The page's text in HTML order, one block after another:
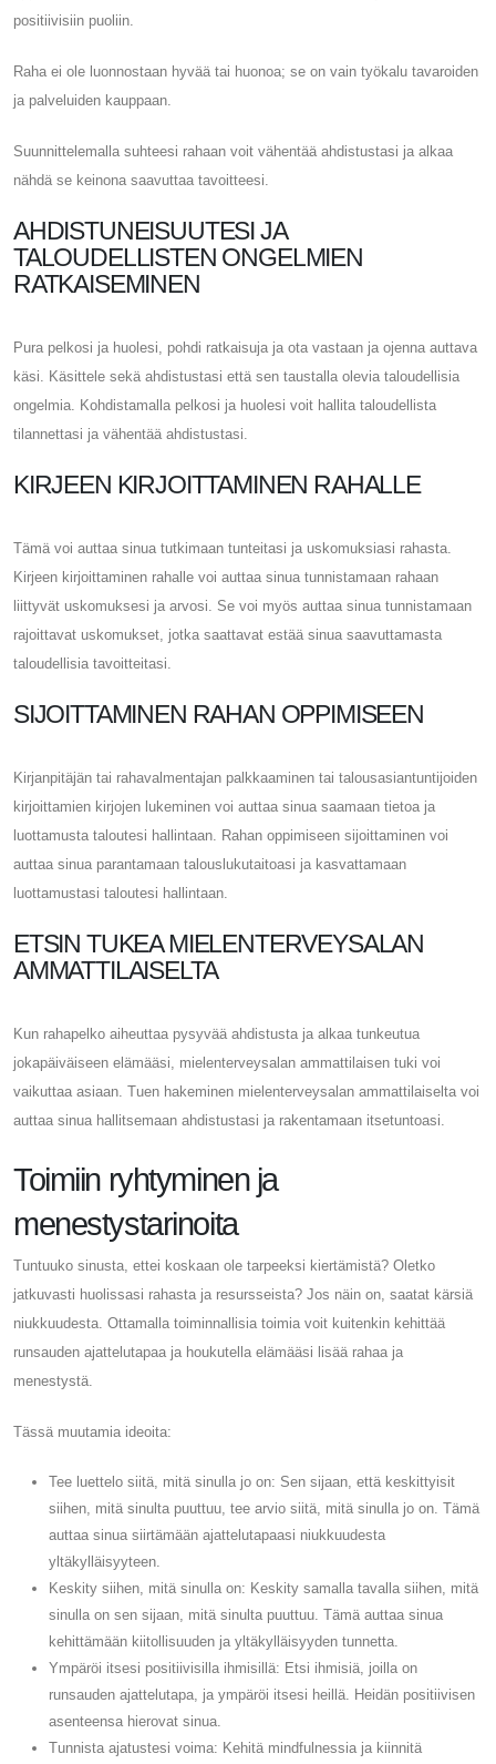
positiivisiin puoliin.
Raha ei ole luonnostaan ​​hyvää tai huonoa; se on vain työkalu tavaroiden
ja palveluiden kauppaan.
Suunnittelemalla suhteesi rahaan voit vähentää ahdistustasi ja alkaa
nähdä se keinona saavuttaa tavoitteesi.
AHDISTUNEISUUTESI JA
TALOUDELLISTEN ONGELMIEN
RATKAISEMINEN
Pura pelkosi ja huolesi, pohdi ratkaisuja ja ota vastaan ​​ja ojenna auttava
käsi. Käsittele sekä ahdistustasi että sen taustalla olevia taloudellisia
ongelmia. Kohdistamalla pelkosi ja huolesi voit hallita taloudellista
tilannettasi ja vähentää ahdistustasi.
KIRJEEN KIRJOITTAMINEN RAHALLE
Tämä voi auttaa sinua tutkimaan tunteitasi ja uskomuksiasi rahasta.
Kirjeen kirjoittaminen rahalle voi auttaa sinua tunnistamaan rahaan
liittyvät uskomuksesi ja arvosi. Se voi myös auttaa sinua tunnistamaan
rajoittavat uskomukset, jotka saattavat estää sinua saavuttamasta
taloudellisia tavoitteitasi.
SIJOITTAMINEN RAHAN OPPIMISEEN
Kirjanpitäjän tai rahavalmentajan palkkaaminen tai talousasiantuntijoiden
kirjoittamien kirjojen lukeminen voi auttaa sinua saamaan tietoa ja
luottamusta taloutesi hallintaan. Rahan oppimiseen sijoittaminen voi
auttaa sinua parantamaan talouslukutaitoasi ja kasvattamaan
luottamustasi taloutesi hallintaan.
ETSIN TUKEA MIELENTERVEYSALAN
AMMATTILAISELTA
Kun rahapelko aiheuttaa pysyvää ahdistusta ja alkaa tunkeutua
jokapäiväiseen elämääsi, mielenterveysalan ammattilaisen tuki voi
vaikuttaa asiaan. Tuen hakeminen mielenterveysalan ammattilaiselta voi
auttaa sinua hallitsemaan ahdistustasi ja rakentamaan itsetuntoasi.
Toimiin ryhtyminen ja
menestystarinoita
Tuntuuko sinusta, ettei koskaan ole tarpeeksi kiertämistä? Oletko
jatkuvasti huolissasi rahasta ja resursseista? Jos näin on, saatat kärsiä
niukkuudesta. Ottamalla toiminnallisia toimia voit kuitenkin kehittää
runsauden ajattelutapaa ja houkutella elämääsi lisää rahaa ja
menestystä.
Tässä muutamia ideoita:
Tee luettelo siitä, mitä sinulla jo on: Sen sijaan, että keskittyisit
siihen, mitä sinulta puuttuu, tee arvio siitä, mitä sinulla jo on. Tämä
auttaa sinua siirtämään ajattelutapaasi niukkuudesta
yltäkylläisyyteen.
Keskity siihen, mitä sinulla on: Keskity samalla tavalla siihen, mitä
sinulla on sen sijaan, mitä sinulta puuttuu. Tämä auttaa sinua
kehittämään kiitollisuuden ja yltäkylläisyyden tunnetta.
Ympäröi itsesi positiivisilla ihmisillä: Etsi ihmisiä, joilla on
runsauden ajattelutapa, ja ympäröi itsesi heillä. Heidän positiivisen
asenteensa hierovat sinua.
Tunnista ajatustesi voima: Kehitä mindfulnessia ja kiinnitä